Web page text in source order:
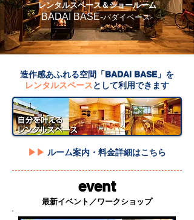
レンタルスペース＆ショールーム
BADAI BASE-バダイベース-
造作感あふれる空間「BADAI BASE」を
レンタルスペースとして利用できます
▶▶ ルーム案内・料金詳細はこちら
event
最新イベント／ワークショップ